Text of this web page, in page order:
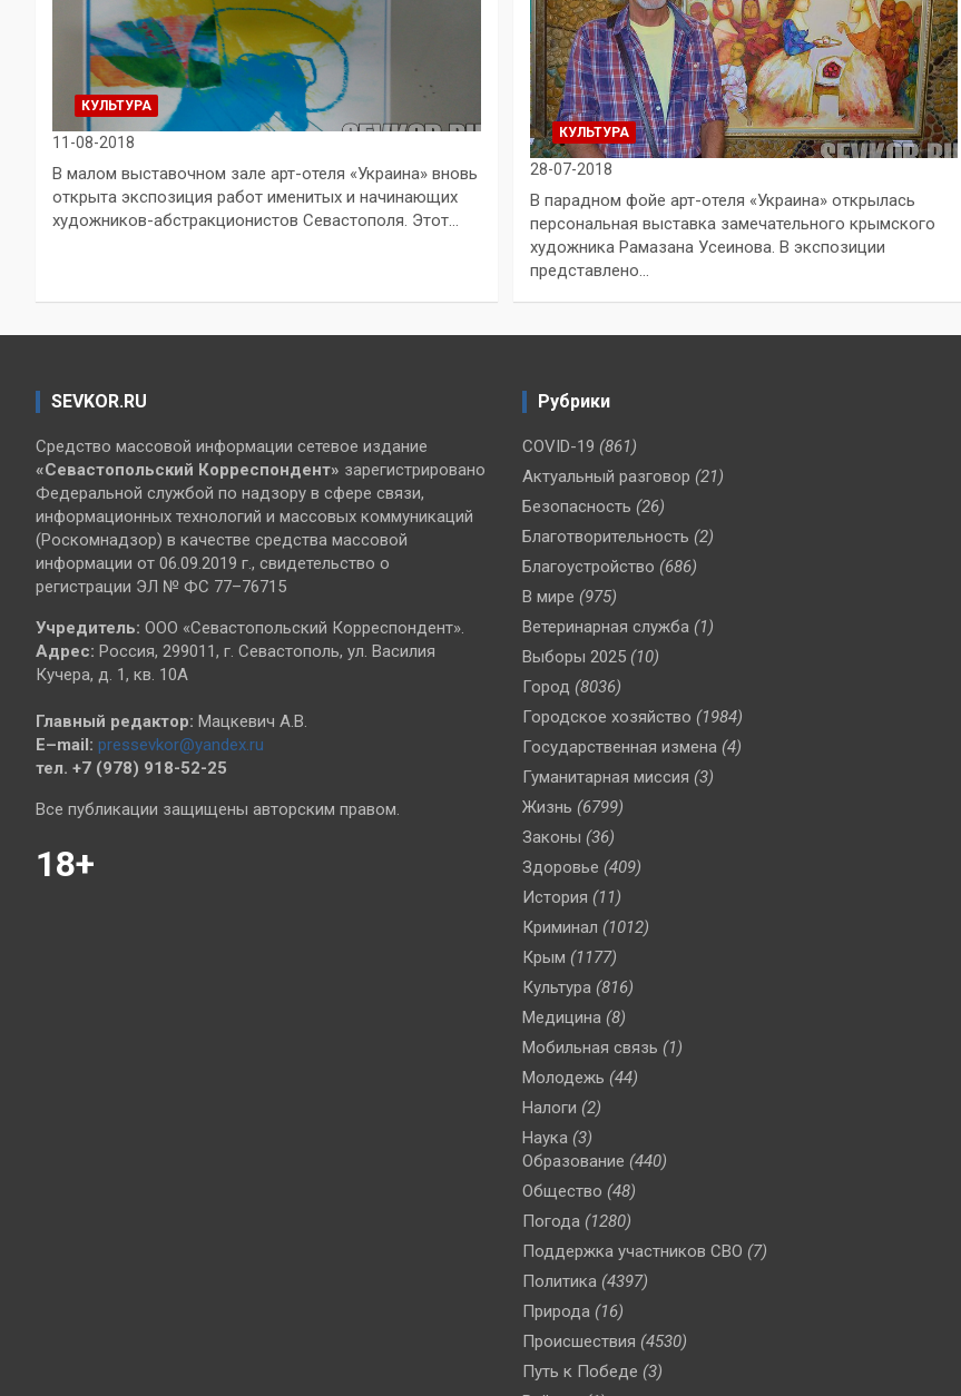
КУЛЬТУРА
11-08-2018
В малом выставочном зале арт-отеля «Украина» вновь
открыта экспозиция работ именитых и начинающих
художников-абстракционистов Севастополя. Этот…
КУЛЬТУРА
28-07-2018
В парадном фойе арт-отеля «Украина» открылась
персональная выставка замечательного крымского
художника Рамазана Усеинова. В экспозиции
представлено…
SEVKOR.RU
Средство массовой информации сетевое издание
«Севастопольский Корреспондент» зарегистрировано
Федеральной службой по надзору в сфере связи,
информационных технологий и массовых коммуникаций
(Роскомнадзор) в качестве средства массовой
информации от 06.09.2019 г., свидетельство о
регистрации ЭЛ № ФС 77–76715
Учредитель: ООО «Севастопольский Корреспондент».
Адрес: Россия, 299011, г. Севастополь, ул. Василия
Кучера, д. 1, кв. 10А
Главный редактор: Мацкевич А.В.
E–mail: pressevkor@yandex.ru
тел. +7 (978) 918-52-25
Все публикации защищены авторским правом.
18+
Рубрики
COVID-19 (861)
Актуальный разговор (21)
Безопасность (26)
Благотворительность (2)
Благоустройство (686)
В мире (975)
Ветеринарная служба (1)
Выборы 2025 (10)
Город (8036)
Городское хозяйство (1984)
Государственная измена (4)
Гуманитарная миссия (3)
Жизнь (6799)
Законы (36)
Здоровье (409)
История (11)
Криминал (1012)
Крым (1177)
Культура (816)
Медицина (8)
Мобильная связь (1)
Молодежь (44)
Налоги (2)
Наука (3)
Образование (440)
Общество (48)
Погода (1280)
Поддержка участников СВО (7)
Политика (4397)
Природа (16)
Происшествия (4530)
Путь к Победе (3)